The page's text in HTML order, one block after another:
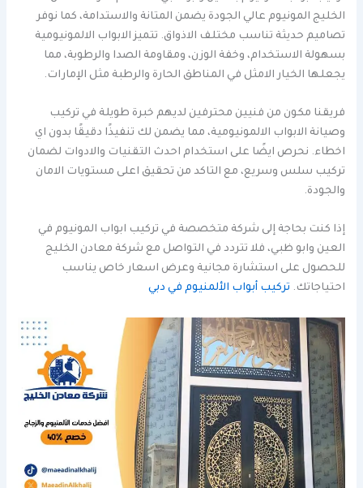
الخليج المونيوم عالي الجودة يضمن المتانة والاستدامة، كما نوفر
تصاميم حديثة تناسب مختلف الاذواق. تتميز الابواب الالمونيومية
بسهولة الاستخدام، وخفة الوزن، ومقاومة الصدا والرطوبة، مما
يجعلها الخيار الامثل في المناطق الحارة والرطبة مثل الإمارات.
فريقنا مكون من فنيين محترفين لديهم خبرة طويلة في تركيب
وصيانة الابواب الالمونيومية، مما يضمن لك تنفيذًا دقيقًا بدون اي
اخطاء. نحرص ايضًا على استخدام احدث التقنيات والادوات لضمان
تركيب سلس وسريع، مع التاكد من تحقيق اعلى مستويات الامان
والجودة.
إذا كنت بحاجة إلى شركة متخصصة في تركيب ابواب المونيوم في
العين وابو ظبي، فلا تتردد في التواصل مع شركة معادن الخليج
للحصول على استشارة مجانية وعرض اسعار خاص يناسب
احتياجاتك. تركيب أبواب الألمنيوم في دبي